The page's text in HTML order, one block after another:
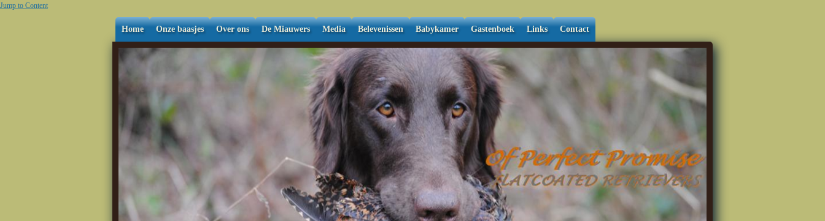
Jump to Content
Home Onze baasjes Over ons De Miauwers Media Belevenissen Babykamer Gastenboek Links Contact